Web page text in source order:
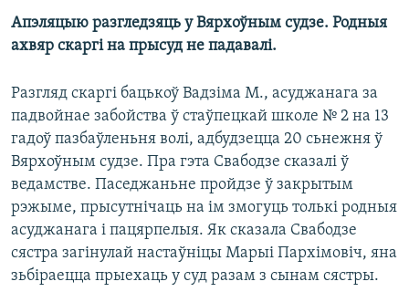
Апэляцыю разгледзяць у Вярхоўным судзе. Родныя
ахвяр скаргі на прысуд не падавалі.
Разгляд скаргі бацькоў Вадзіма М., асуджанага за
падвойнае забойства ў стаўпецкай школе № 2 на 13
гадоў пазбаўленьня волі, адбудзецца 20 сьнежня ў
Вярхоўным судзе. Пра гэта Свабодзе сказалі ў
ведамстве. Паседжаньне пройдзе ў закрытым
рэжыме, прысутнічаць на ім змогуць толькі родныя
асуджанага і пацярпелыя. Як сказала Свабодзе
сястра загінулай настаўніцы Марыі Пархімовіч, яна
зьбіраецца прыехаць у суд разам з сынам сястры.